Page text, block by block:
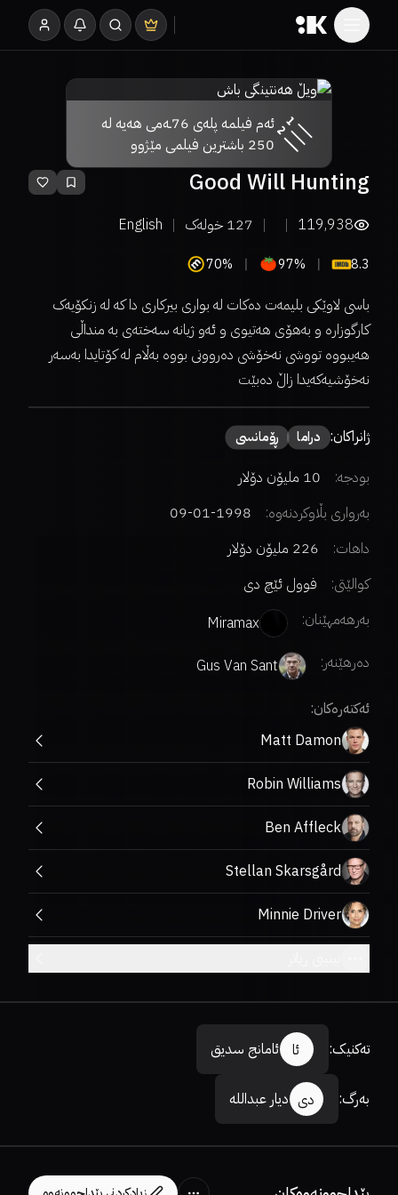
ئەم فیلمە پلەی 76ـەمی هەیە لە
250 باشترین فیلمی مێژوو
Good Will Hunting
119,938
127 خولەک English
8.3
97%
70%
باسی لاوێکی بلیمه‌ت ده‌کات له‌ بواری بیرکاری دا که‌ له‌ زنکۆیه‌ک
کارگوزاره‌ و به‌هۆی هه‌تیوی و ئه‌و ژیانه‌ سه‌خته‌ی به‌ منداڵی
هه‌یبووه‌ تووشی نه‌خۆشی ده‌روونی بووه‌ به‌ڵام له‌ کۆتایدا به‌سه‌ر
نه‌خۆشیه‌که‌یدا زاڵ ده‌بێت
ژانراکان: دراما ڕۆمانسی
بودجە:
10 ملیۆن دۆلار
بەرواری بڵاوکردنەوە:
1998-01-09
داهات:
226 ملیۆن دۆلار
کوالێتی:
فوول ئێچ دی
بەرهەمهێنان:
Miramax
دەرهێنەر:
Gus Van Sant
ئەکتەرەکان:
Matt Damon
Robin Williams
Ben Affleck
Stellan Skarsgård
Minnie Driver
تەکنیک: ئا ئامانج سدیق
بەرگ: دی دیار عبداللە